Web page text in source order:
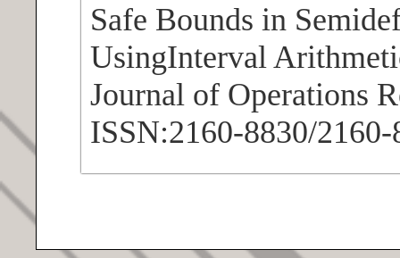
Safe Bounds in
UsingInterval
Journal of Operations
ISSN:2160-8830/2160-